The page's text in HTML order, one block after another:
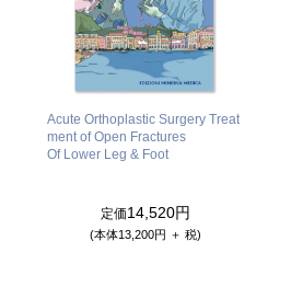
Acute Orthoplastic Surgery Treat
ment of Open Fractures
Of Lower Leg & Foot
定価14,520円
(本体13,200円 ＋ 税)